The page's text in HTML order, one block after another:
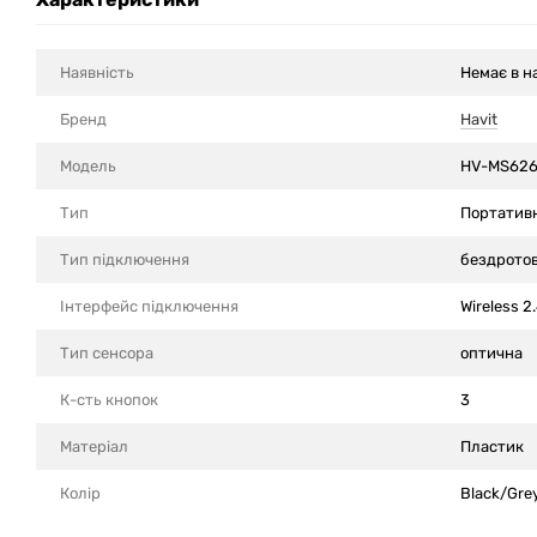
Наявність Немає в
Бренд Havit
Модель HV-MS626
Тип
Тип підключення
Інтерфейс підключення Wireless
Тип сенсора оптична
К-сть кнопок 3
Матеріал Пластик
Колір Black/